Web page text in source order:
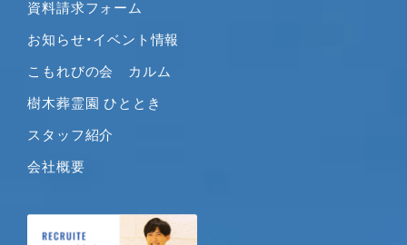
2020年1月
2019年10月
2019年9月
2019年8月
2019年4月
資料請求フォーム
お知らせ・イベント情報
こもれびの会 カルム
樹木葬霊園 ひととき
スタッフ紹介
会社概要